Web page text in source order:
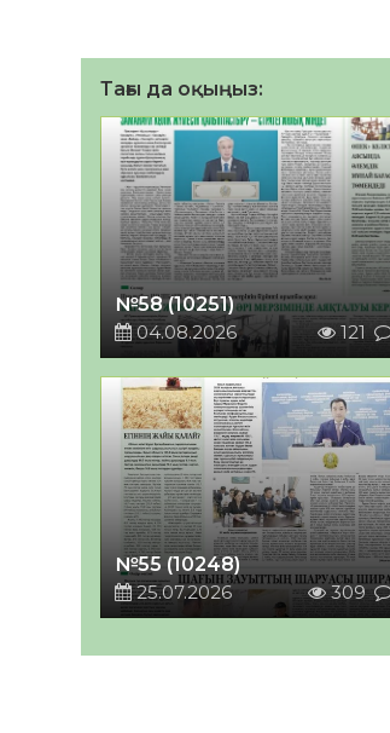
Тағы да оқыңыз:
№58 (10251)
04.08.2026
121
№55 (10248)
25.07.2026
309